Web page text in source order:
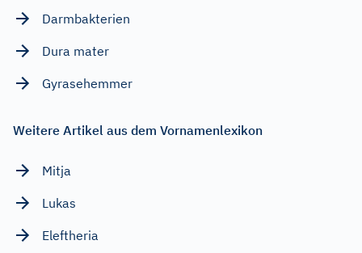
Darmbakterien
Dura mater
Gyrasehemmer
Weitere Artikel aus dem Vornamenlexikon
Mitja
Lukas
Eleftheria